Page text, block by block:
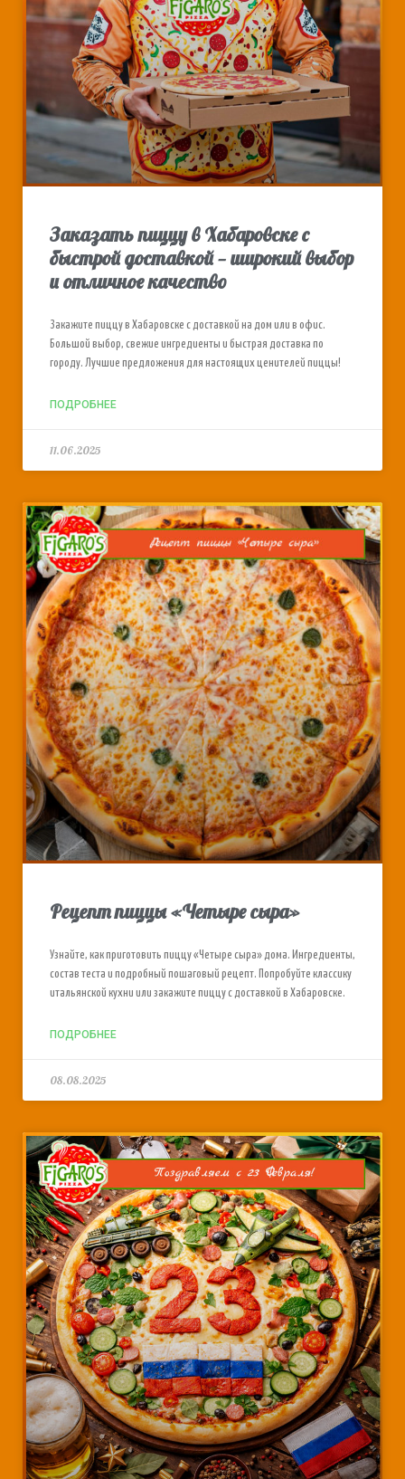
Заказать пиццу в Хабаровске с
быстрой доставкой — широкий выбор
и отличное качество
Закажите пиццу в Хабаровске с доставкой на дом или в офис.
Большой выбор, свежие ингредиенты и быстрая доставка по
городу. Лучшие предложения для настоящих ценителей пиццы!
ПОДРОБНЕЕ
11.06.2025
Рецепт пиццы «Четыре сыра»
Узнайте, как приготовить пиццу «Четыре сыра» дома. Ингредиенты,
состав теста и подробный пошаговый рецепт. Попробуйте классику
итальянской кухни или закажите пиццу с доставкой в Хабаровске.
ПОДРОБНЕЕ
08.08.2025